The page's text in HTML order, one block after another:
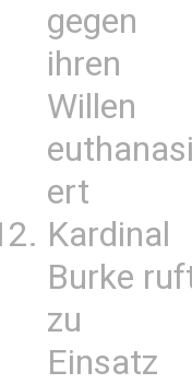
gegen
ihren
Willen
euthanasi
ert
Kardinal
Burke
zu
Einsatz